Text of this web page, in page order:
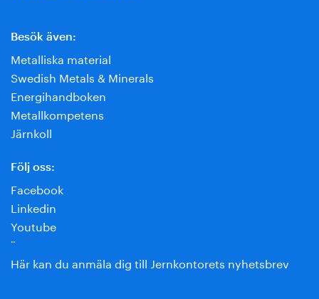
Besök även:
Metalliska material
Swedish Metals & Minerals
Energihandboken
Metallkompetens
Järnkoll
Följ oss:
Facebook
Linkedin
Youtube
¨
Här kan du anmäla dig till Jernkontorets nyhetsbrev